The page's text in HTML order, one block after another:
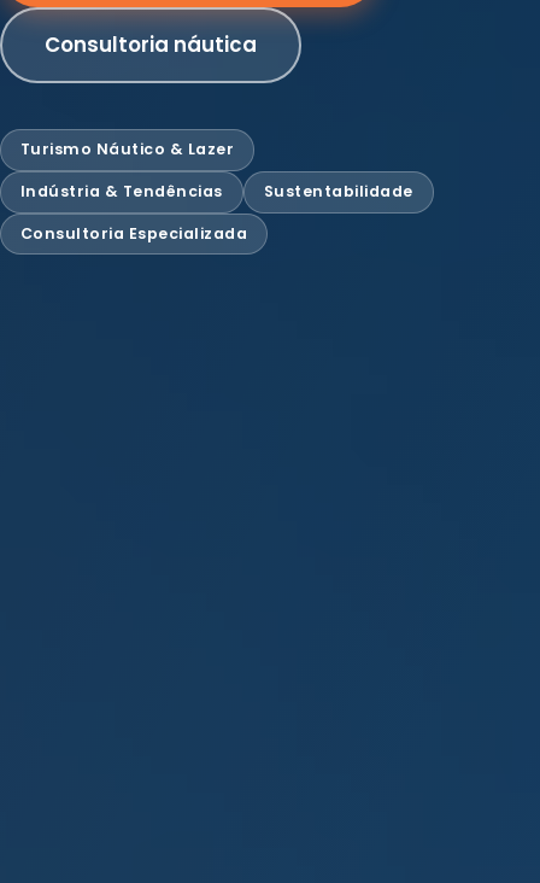
Consultoria náutica
Turismo Náutico & Lazer
Indústria & Tendências Sustentabilidade
Consultoria Especializada